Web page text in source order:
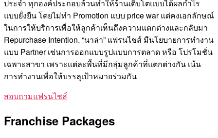
ประจำ ทุกองค์ประกอบล้วนทำให้ร้านเติบโตแบบได้ผลกำไร
แบบยั่งยืน โดยไม่ทำ Promotion แบบ price war แต่คงเอกลักษณ์
ในการให้บริการเพื่อให้ลูกค้าเห็นถึงความแตกต่างและกลับมา
Repurchase Intention. “นาล่า” แฟรนไชส์ มีนโยบายการทำงาน
แบบ Partner เช่นการออกแบบรูปแบบการตลาด หรือ โปรโมชั่น
เฉพาะสาขา เพราะแต่ละพื้นที่มีกลุ่มลูกค้าที่แตกต่างกัน เน้น
การทำงานเพื่อให้บรรลุเป้าหมายร่วมกัน
สอบถามแฟรนไชส์
Franchise Packages